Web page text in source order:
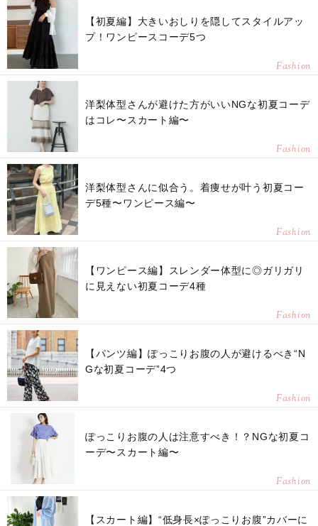
【初夏編】大きいおしりを隠してスタイルアッ
プ！ワンピースコーデ5つ
Fashion
洋梨体型さんが避けた方がいいNGな初夏コーデ
はコレ〜スカート編〜
Fashion
洋梨体型さんに似合う。着痩せが叶う初夏コー
デ5種〜ワンピース編〜
Fashion
【ワンピース編】スレンダー体型に◎ガリガリ
に見えない初夏コーデ4種
Fashion
【パンツ編】ぽっこりお腹の人が避けるべき“N
Gな初夏コーデ”4つ
Fashion
ぽっこりお腹の人は注意すべき！？NGな初夏コ
ーデ〜スカート編〜
Fashion
【スカート編】“低身長×ぽっこりお腹”カバーに